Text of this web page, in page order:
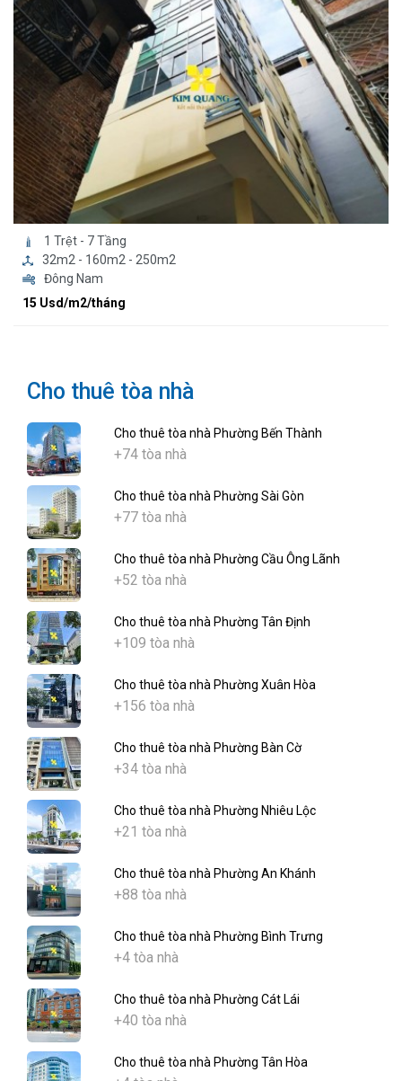
1 Trệt - 7 Tầng
32m2 - 160m2 - 250m2
Đông Nam
15 Usd/m2/tháng
Cho thuê tòa nhà
Cho thuê tòa nhà Phường Bến Thành
+74 tòa nhà
Cho thuê tòa nhà Phường Sài Gòn
+77 tòa nhà
Cho thuê tòa nhà Phường Cầu Ông Lãnh
+52 tòa nhà
Cho thuê tòa nhà Phường Tân Định
+109 tòa nhà
Cho thuê tòa nhà Phường Xuân Hòa
+156 tòa nhà
Cho thuê tòa nhà Phường Bàn Cờ
+34 tòa nhà
Cho thuê tòa nhà Phường Nhiêu Lộc
+21 tòa nhà
Cho thuê tòa nhà Phường An Khánh
+88 tòa nhà
Cho thuê tòa nhà Phường Bình Trưng
+4 tòa nhà
Cho thuê tòa nhà Phường Cát Lái
+40 tòa nhà
Cho thuê tòa nhà Phường Tân Hòa